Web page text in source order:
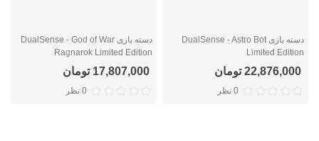
دسته بازی DualSense - Astro Bot
Limited Edition
22,876,000 تومان
0 نظر
دسته بازی DualSense - God of War
Ragnarok Limited Edition
17,807,000 تومان
0 نظر